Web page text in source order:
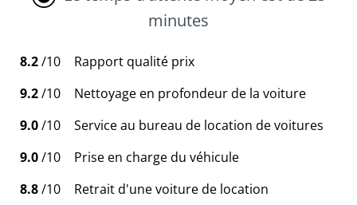
minutes
8.2/10
Rapport qualité prix
9.2/10
Nettoyage en profondeur de la voiture
9.0/10
Service au bureau de location de voitures
9.0/10
Prise en charge du véhicule
8.8/10 Retrait d'une voiture de location